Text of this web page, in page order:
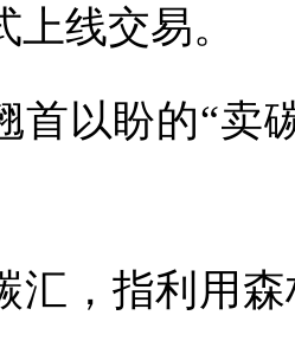
线交易。
首以盼的“卖
汇，指利用